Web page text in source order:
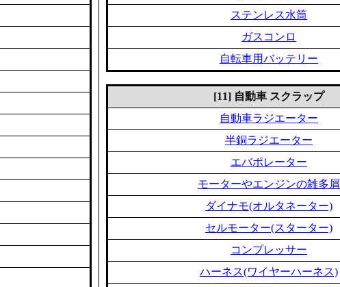
ステンレス水筒
ガスコンロ
自転車用バッテリー
[11] 自動車 スクラップ
自動車ラジエーター
半銅ラジエーター
エバポレーター
モーターやエンジンの雑多屑
ダイナモ(オルタネーター)
セルモーター(スターター)
コンプレッサー
ハーネス(ワイヤーハーネス)